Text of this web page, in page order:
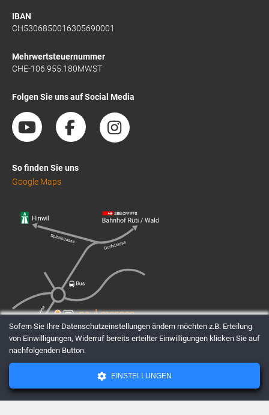
IBAN
CH5306850016305690001
Mehrwertsteuernummer
CHE-106.955.180MWST
Folgen Sie uns auf Social Media
So finden Sie uns
Google Maps
AGBsDatenschutzImpressum
Sofern Sie Ihre Datenschutzeinstellungen ändern möchten z.B. Erteilung
von Einwilligungen, Widerruf bereits erteilter Einwilligungen klicken Sie auf
nachfolgenden Button.
EINSTELLUNGEN